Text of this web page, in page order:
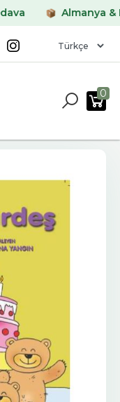
Almanya &
0